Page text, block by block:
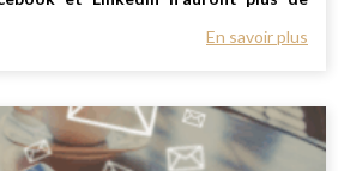
En savoir plus